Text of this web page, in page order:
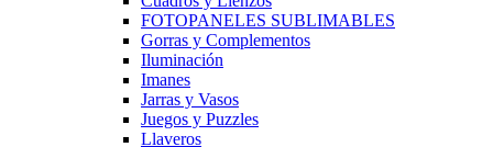
FOTOPANELES SUBLIMABLES
Gorras y Complementos
Iluminación
Imanes
Jarras y Vasos
Juegos y Puzzles
Llaveros